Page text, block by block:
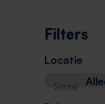
Filters
Locatie
Straal